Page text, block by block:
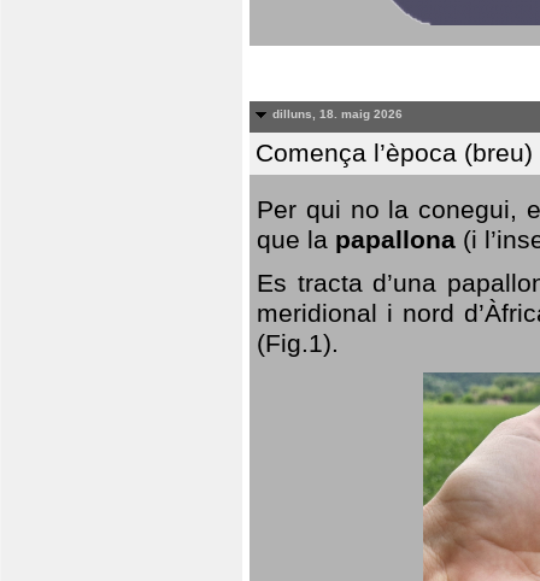
dilluns, 18. maig 2026
Comença l’època
Per qui no la conegui,
que la papallona (i
Es tracta d’una
meridional i nord
(Fig.1).